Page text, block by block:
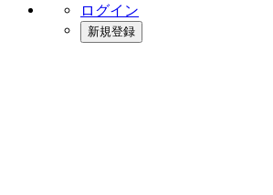
ログイン
新規登録